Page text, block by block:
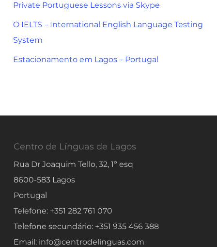
Private Portuguese Lessons via Skype
O IELTS – International English Language Testing
System
Estacionamento em Lagos – Portugal
Centro de Línguas de Lagos
Rua Dr Joaquim Tello, 32, 1º esq
8600-583 Lagos
Portugal
Telefone: +351 282 761 070
Telefone secundário: +351 935 456 388
Email: info@centrodelinguas.com